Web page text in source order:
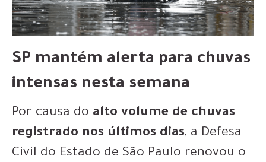
SP mantém alerta para chuvas
intensas nesta semana
Por causa do alto volume de chuvas
registrado nos últimos dias, a Defesa
Civil do Estado de São Paulo renovou o